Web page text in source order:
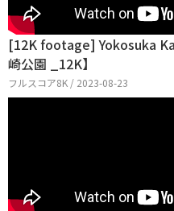
[12K footage] Yokosuka
崎公園 _12K】
フルスコア8K / 2023-08-23